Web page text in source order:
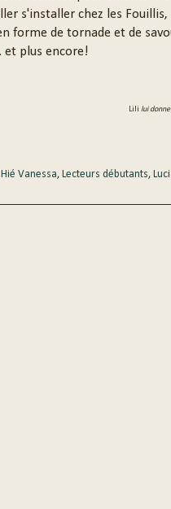
s'installer chez les Fouillis,
forme de tornade et de
et plus encore!
Lili lui
Hié Vanessa, Lecteurs débutants,